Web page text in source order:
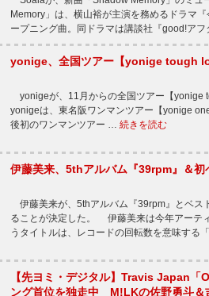
Memory」は、横山裕が主演を務めるドラマ
ープニング曲。同ドラマは講談社『good!ア
yonige、全国ツアー【yonige tough
yonigeが、11月からの全国ツアー【
yonigeは、東名阪ワンマンツアー【yonige
後初のワンマンツアー … 続きを読む
伊藤美来、5thアルバム『39rpm』＆
伊藤美来が、5thアルバム『39rpm』とベス
ることが決定した。 伊藤美来は今年アーテ
うタイトルは、レコードの回転数を意味する
【先ヨミ・デジタル】Travis Japan
ング首位を独走中 M!LKの佐野勇斗＆